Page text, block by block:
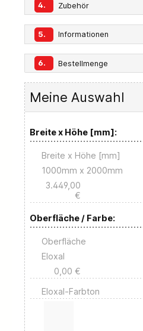
4. Zubehör
5. Informationen
6. Bestellmenge
Meine Auswahl
Breite x Höhe [mm]:
Breite x Höhe [mm]
1000mm x 2000mm
3.449,00
€
Oberfläche / Farbe:
Oberfläche
Eloxal
0,00 €
Eloxal-Farbton